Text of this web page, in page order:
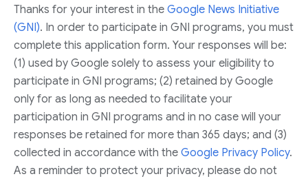
Thanks for your interest in the Google News Initiative
(GNI). In order to participate in GNI programs, you must
complete this application form. Your responses will be:
(1) used by Google solely to assess your eligibility to
participate in GNI programs; (2) retained by Google
only for as long as needed to facilitate your
participation in GNI programs and in no case will your
responses be retained for more than 365 days; and (3)
collected in accordance with the Google Privacy Policy.
As a reminder to protect your privacy, please do not